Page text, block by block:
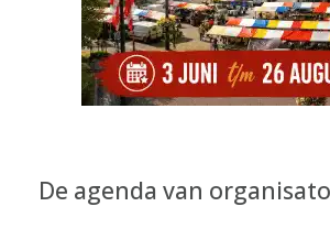
De agenda van